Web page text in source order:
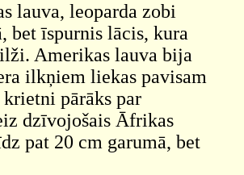
lauva, leoparda zobi
bet īspurnis lācis, kura
Amerikas lauva bija
ilkņiem liekas pavisam
pārāks par
dzīvojošais Āfrikas
pat 20 cm garumā, bet